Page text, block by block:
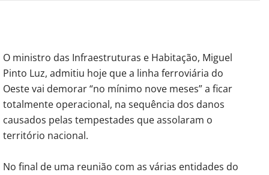
O ministro das Infraestruturas e Habitação, Miguel
Pinto Luz, admitiu hoje que a linha ferroviária do
Oeste vai demorar “no mínimo nove meses” a ficar
totalmente operacional, na sequência dos danos
causados pelas tempestades que assolaram o
território nacional.
No final de uma reunião com as várias entidades do